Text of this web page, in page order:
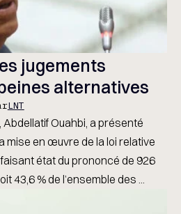
jugements
alternatives
LNT
Ouahbi, a présenté
mise en œuvre de la loi relative
état du prononcé de 926
43,6 % de l’ensemble des ...